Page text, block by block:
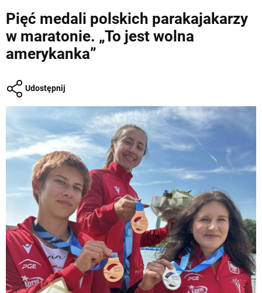
Pięć medali polskich parakajakarzy
w maratonie. „To jest wolna
amerykanka”
Udostępnij